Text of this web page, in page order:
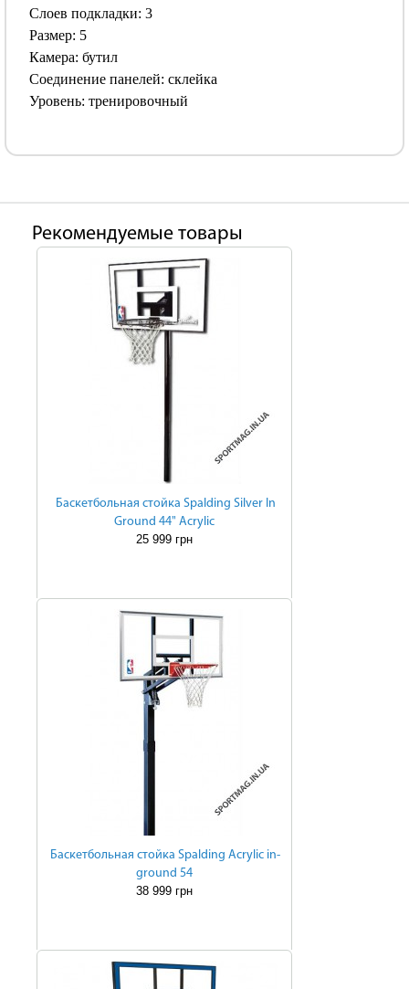
Слоев подкладки: 3
Размер: 5
Камера: бутил
Соединение панелей: склейка
Уровень: тренировочный
Рекомендуемые товары
Баскетбольная стойка Spalding Silver In
Ground 44" Acrylic
25 999 грн
Баскетбольная стойка Spalding Acrylic in-
ground 54
38 999 грн